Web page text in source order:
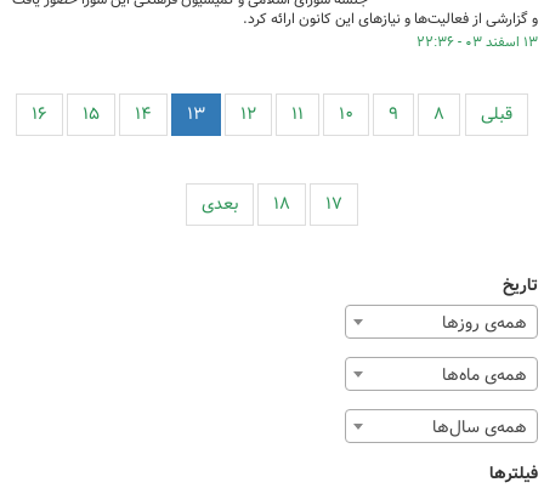
و گزارشی از فعالیت‌ها و نیازهای این کانون ارائه کرد.
۱۳ اسفند ۰۳ - ۲۲:۳۶
قبلی ۸ ۹ ۱۰ ۱۱ ۱۲ ۱۳ ۱۴ ۱۵ ۱۶
۱۷ ۱۸ بعدی
تاریخ
همه‌ی روزها
همه‌ی ماه‌ها
همه‌ی سال‌ها
فیلترها